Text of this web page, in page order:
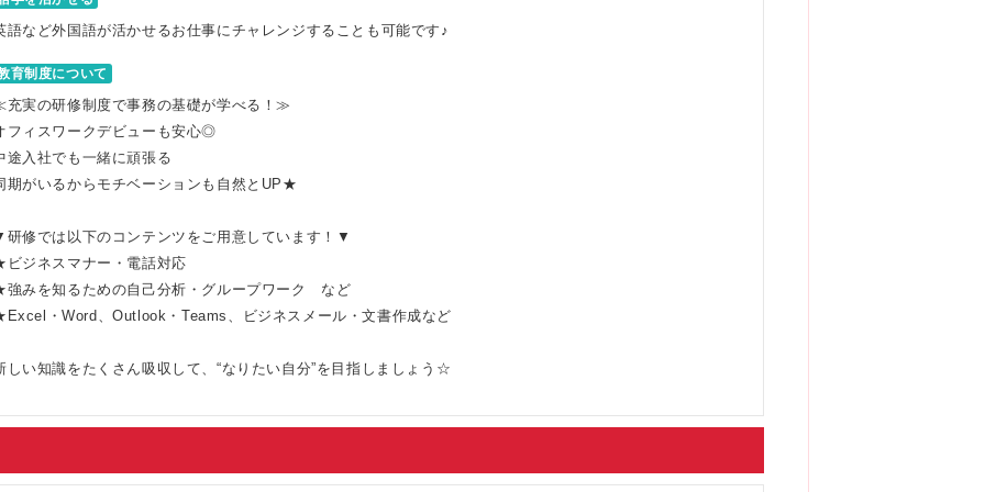
語など外国語が活かせるお仕事にチャレンジすることも可能です♪
育制度について
実の研修制度で事務の基礎が学べる！≫
フィスワークデビューも安心◎
途入社でも一緒に頑張る
期がいるからモチベーションも自然とUP★
修では以下のコンテンツをご用意しています！▼
ジネスマナー・電話対応
みを知るための自己分析・グループワーク など
・Word、Outlook・Teams、ビジネスメール・文書作成など
しい知識をたくさん吸収して、“なりたい自分”を目指しましょう☆